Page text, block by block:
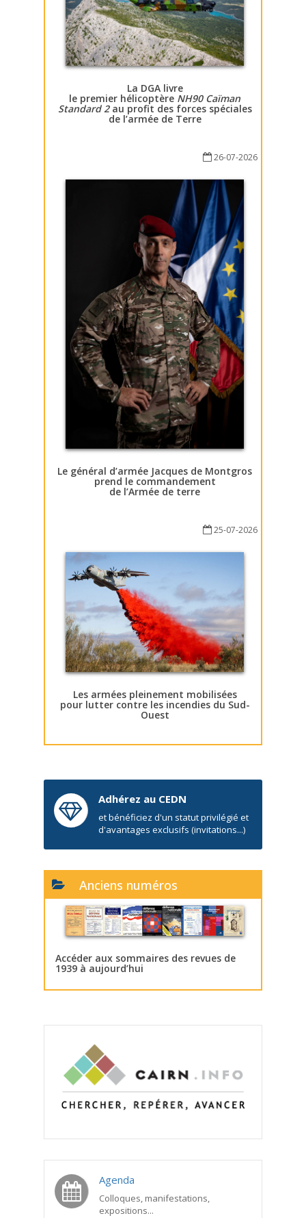
La DGA livre
le premier hélicoptère NH90 Caïman
Standard 2au profit des forces spéciales
de l’armée de Terre
26-07-2026
Le général d’armée Jacques de Montgros
prend le commandement
de l’Armée de terre
25-07-2026
Les armées pleinement mobilisées
pour lutter contre les incendies du Sud-
Ouest
Adhérez au CEDN
et bénéficiez d'un statut privilégié et
d'avantages exclusifs (invitations...)
Anciens numéros
Accéder aux sommaires des revues de
1939 à aujourd’hui
Agenda
Colloques, manifestations,
expositions...